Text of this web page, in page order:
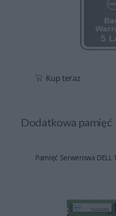
Kup teraz
Dodatkowa pamięć
Pamięć Serwerowa DELL